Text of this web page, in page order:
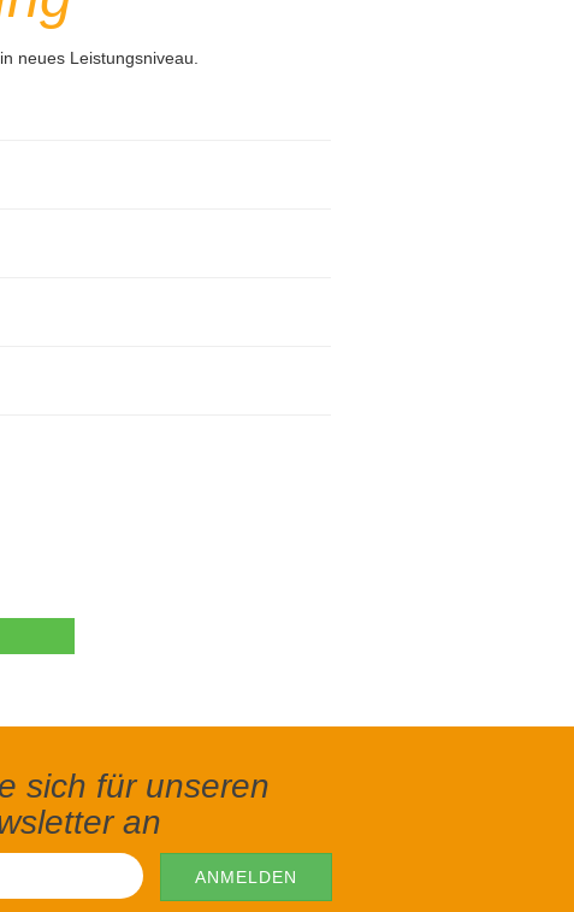
neues Leistungsniveau.
sich für unseren
an